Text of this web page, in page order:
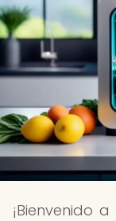
¡Bienvenido a